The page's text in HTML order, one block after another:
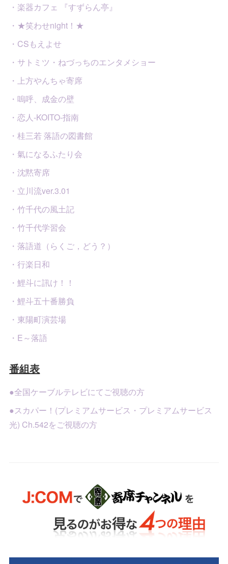
・楽器カフェ 『すずらん亭』
・★笑わせnight！★
・CSもえよせ
・サトミツ・ねづっちのエンタメショー
・上方やんちゃ寄席
・嗚呼、成金の壁
・恋人-KOITO-指南
・桂三若 落語の図書館
・氣になるふたり会
・沈黙寄席
・立川流ver.3.01
・竹千代の風土記
・竹千代学習会
・落語道（らくご，どう？）
・行楽日和
・鯉斗に訊け！！
・鯉斗五十番勝負
・東陽町演芸場
・E～落語
番組表
●全国ケーブルテレビにてご視聴の方
●スカパー！(プレミアムサービス・プレミアムサービス
光) Ch.542をご視聴の方